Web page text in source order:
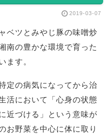
2019-03-07
ベツとみやじ豚の味噌炒
南の豊かな環境で育った
ます。
定の病気になってから治
活において「心身の状態
近づける」という意味が
お野菜を中心に体に取り